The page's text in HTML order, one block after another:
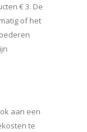
€ 3. De
of het
aan een
te